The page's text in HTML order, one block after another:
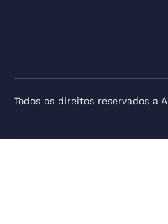
Todos os direitos reservados a